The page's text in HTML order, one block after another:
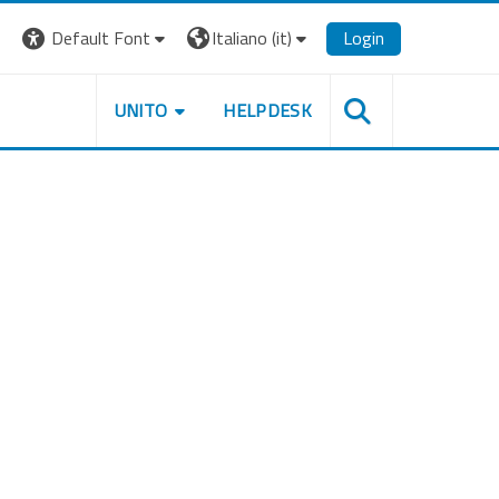
Default Font
Italiano ‎(it)‎ Login
UNITO HELPDESK